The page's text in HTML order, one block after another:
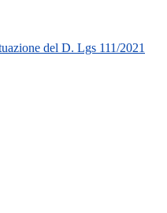
del D. Lgs 111/2021